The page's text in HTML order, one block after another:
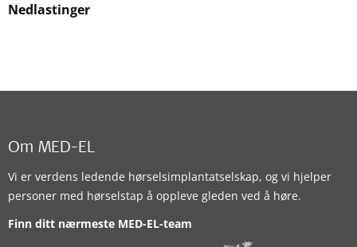
Nedlastinger
Om MED-EL
Vi er verdens ledende hørselsimplantatselskap, og vi hjelper
personer med hørselstap å oppleve gleden ved å høre.
Finn ditt nærmeste MED-EL-team